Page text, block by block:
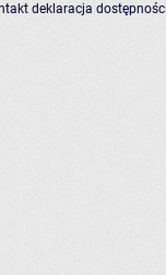
deklaracja